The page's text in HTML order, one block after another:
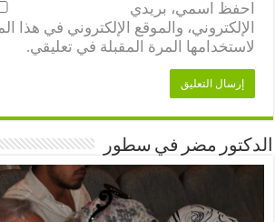
احفظ اسمي، بريدي
الإلكتروني، والموقع الإلكتروني في هذا
لاستخدامها المرة المقبلة في تعليقي.
الدكتور مضر في سطور